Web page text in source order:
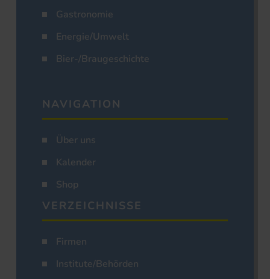
Gastronomie
Energie/Umwelt
Bier-/Braugeschichte
NAVIGATION
Über uns
Kalender
Shop
VERZEICHNISSE
Firmen
Institute/Behörden